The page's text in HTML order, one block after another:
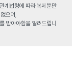
계법령에 따라 복제뿐만
으며,
받아야함을 알려드립니